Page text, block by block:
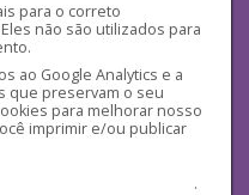
para o correto
não são utilizados para
ao Google Analytics e a
que preservam o seu
para melhorar nosso
imprimir e/ou publicar
.